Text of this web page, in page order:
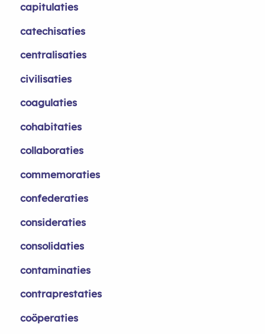
capitulaties
catechisaties
centralisaties
civilisaties
coagulaties
cohabitaties
collaboraties
commemoraties
confederaties
consideraties
consolidaties
contaminaties
contraprestaties
coöperaties